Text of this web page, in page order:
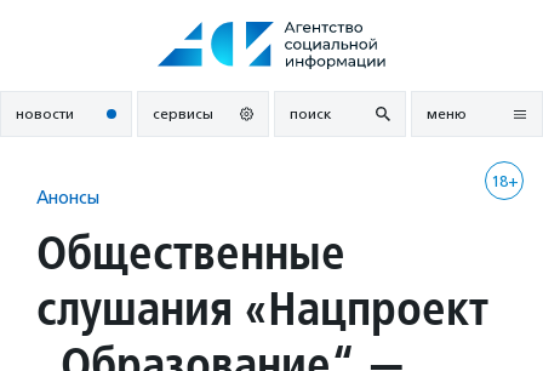
новости сервисы поиск меню
18+
Анонсы
Общественные
слушания «Нацпроект